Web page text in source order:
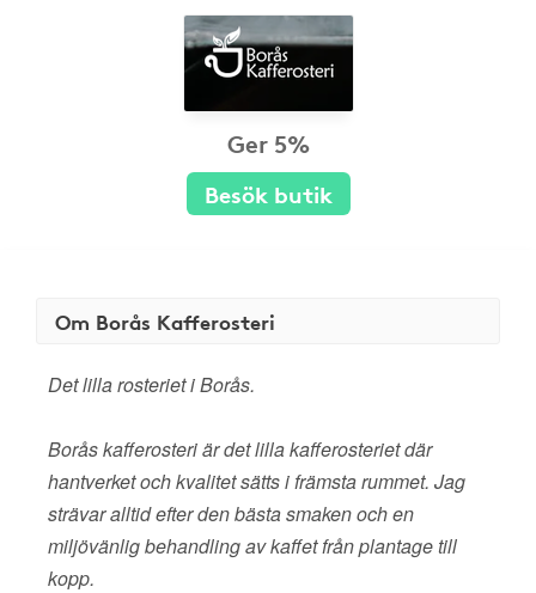
Ger 5%
Besök butik
Om Borås Kafferosteri
Det lilla rosteriet i Borås.
Borås kafferosteri är det lilla kafferosteriet där
hantverket och kvalitet sätts i främsta rummet. Jag
strävar alltid efter den bästa smaken och en
miljövänlig behandling av kaffet från plantage till
kopp.